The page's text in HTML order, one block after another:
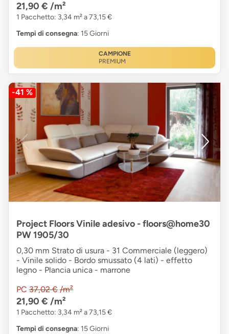
21,90 € /m²
1 Pacchetto: 3,34 m² a 73,15 €
Tempi di consegna: 15 Giorni
CAMPIONE
PREMIUM
-41 %
Project Floors Vinile adesivo - floors@home30
PW 1905/30
0,30 mm Strato di usura - 31 Commerciale (leggero)
- Vinile solido - Bordo smussato (4 lati) - effetto
legno - Plancia unica - marrone
PC 37,02 € /m²
21,90 € /m²
1 Pacchetto: 3,34 m² a 73,15 €
Tempi di consegna: 15 Giorni